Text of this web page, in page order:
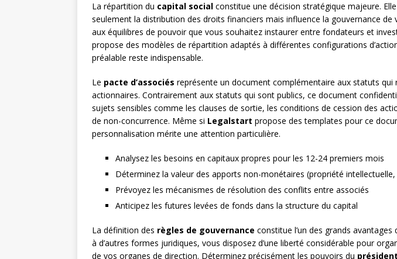
La répartition du capital social constitue une décision stratégique majeure.
seulement la distribution des droits financiers mais influence la gouvernance de
aux équilibres de pouvoir que vous souhaitez instaurer entre fondateurs et
propose des modèles de répartition adaptés à différentes configurations
préalable reste indispensable.
Le pacte d’associés représente un document complémentaire aux statuts qui
actionnaires. Contrairement aux statuts qui sont publics, ce document
sujets sensibles comme les clauses de sortie, les conditions de cession des
de non-concurrence. Même si Legalstart propose des templates pour ce
personnalisation mérite une attention particulière.
Analysez les besoins en capitaux propres pour les 12-24 premiers mois
Déterminez la valeur des apports non-monétaires (propriété
Prévoyez les mécanismes de résolution des conflits entre associés
Anticipez les futures levées de fonds dans la structure du capital
La définition des règles de gouvernance constitue l’un des grands avantages
à d’autres formes juridiques, vous disposez d’une liberté considérable pour
de vos organes de direction. Déterminez précisément les pouvoirs du président